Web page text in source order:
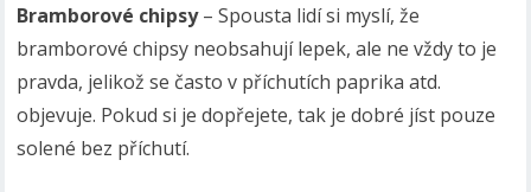
Bramborové chipsy– Spousta lidí si myslí, že
bramborové chipsy neobsahují lepek, ale ne vždy to je
pravda, jelikož se často v příchutích paprika atd.
objevuje. Pokud si je dopřejete, tak je dobré jíst pouze
solené bez příchutí.